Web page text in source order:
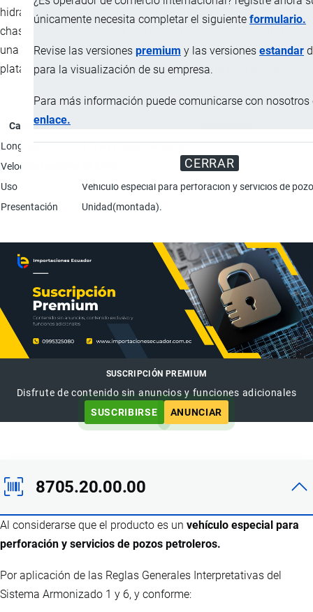
únicamente necesita completar el siguiente formulario.
Revise las versiones premium y las versiones estandar
para la visualización de su empresa.
Para más información puede comunicarse con nosotros
enlace.
CERRAR
hidráulica, dos ejes motrices (5 ejes en total) y 16 ruedas, el
chasis del camión cuenta con cabina de conducción que tiene
una vista sin obstáculos y un asiento para el conductor, y en la
plataforma se encuentran los comandos para operaciones.
Característica
Longitud
18780 x 3000 x 4100 mm
Velocidad máxima
Uso
Vehículo especial para perforación y servicios de
Presentación
Unidad(montada).
SUSCRIPCIÓN PREMIUM
Disfrute de contenido sin anuncios y funciones adicionales
SUSCRIBIRSE
ANUNCIAR
8705.20.00.00
Al considerarse que el producto es un vehículo especial para
perforación y servicios de pozos petroleros.
Por aplicación de las Reglas Generales Interpretativas del
Sistema Armonizado 1 y 6, y conforme: